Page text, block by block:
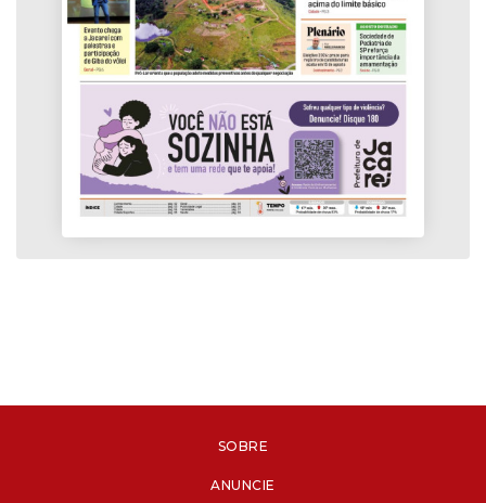
SOBRE
ANUNCIE